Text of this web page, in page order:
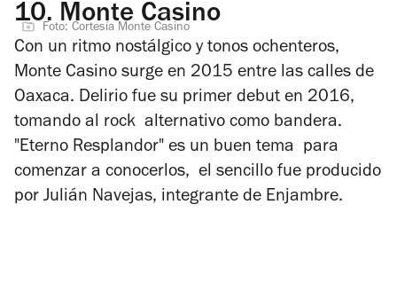
10.Monte Casino
Foto: Cortesía Monte Casino
Con un ritmo nostálgico y tonos ochenteros,
Monte Casino surge en 2015 entre las calles de
Oaxaca. Delirio fue su primer debut en 2016,
tomando al rock alternativo como bandera.
"Eterno Resplandor" es un buen tema para
comenzar a conocerlos, el sencillo fue producido
por Julián Navejas, integrante de Enjambre.